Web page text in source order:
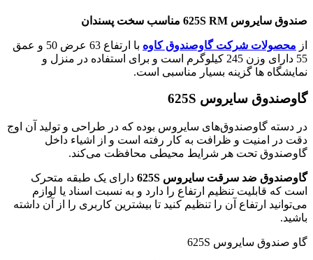
صندوق سایروس 625S RM مناسب سخت پسندان
از محصولات شرکت گاوصندوق کاوه
با ارتفاع 63 عرض 50 و عمق
55 دارای وزن 245 کیلوگرم است و برای استفاده در منزل و
نمایشگاه ها گزینه بسیار مناسبی است.
گاوصندوق سایروس 625S
در دسته گاوصندوق‌های سایروس بوده که در طراحی و تولید آن اوج
دقت در امنیت و ظرافت به کار رفته است و از اشیاء داخل
گاوصندوق تحت هر شرایط محیطی محافظت می‌کند.
گاوصندوق ضد سرقت سایروس 625S
دارای یک طبقه متحرک
است که قابلیت تنظیم ارتفاع را دارد و به نسبت اسناد یا لوازم
می‌توانید ارتفاع آن را تنظیم کنید تا بیشترین کاربری را از آن داشته
باشید.
گاو صندوق سایروس 625S